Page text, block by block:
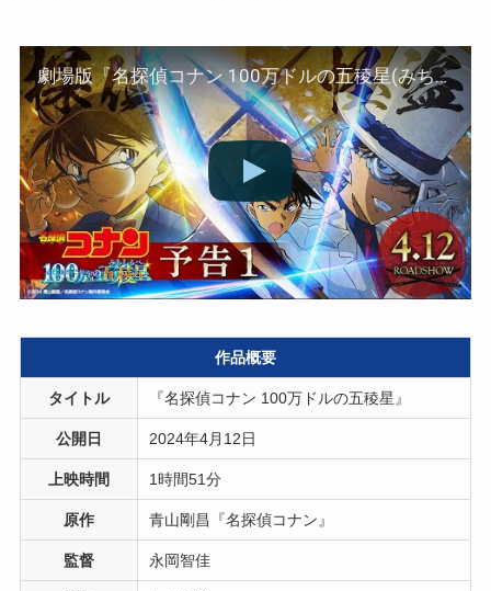
劇場版『名探偵コナン 100万ドルの五稜星(みちしるべ)』予告①【2024年4月12日(金)公開】
作品概要
タイトル 『名探偵コナン 100万ドルの五稜星』
公開日 2024年4月12日
上映時間 1時間51分
原作 青山剛昌『名探偵コナン』
監督 永岡智佳